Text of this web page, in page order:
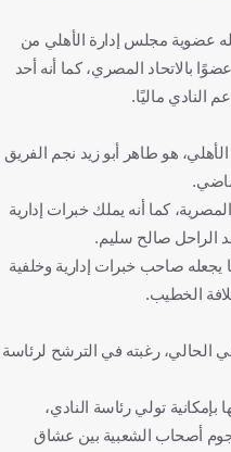
عضوية مجلس إدارة الأهلي من
بالاتحاد المصري، كما أنه أحد
النادي ماليًا.
هو طاهر أبو زيد نجم الفريق
كما أنه يملك خبرات إدارية
الراحل صالح سليم.
يجعله صاحب خبرات إدارية وخلفية
الخطيب.
الحالي، رغبته في الترشح لرئاسة
تولي رئاسة النادي،
أصحاب الشعبية بين عشاق